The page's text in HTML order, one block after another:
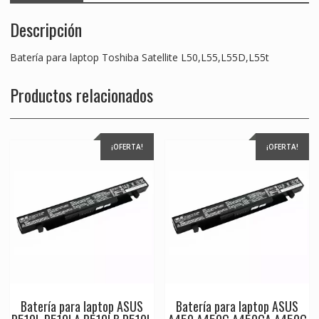
Descripción
Batería para laptop Toshiba Satellite L50,L55,L55D,L55t
Productos relacionados
¡OFERTA!
Batería para laptop ASUS
¡OFERTA!
Batería para laptop ASUS